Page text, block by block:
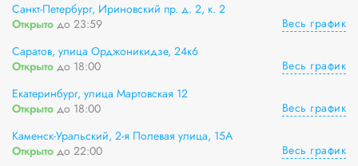
Санкт-Петербург, Ириновский пр. д. 2, к. 2
Открыто до 23:59
Весь график
Саратов, улица Орджоникидзе, 24к6
Открыто до 18:00
Весь график
Екатеринбург, улица Мартовская 12
Открыто до 18:00
Весь график
Каменск-Уральский, 2-я Полевая улица, 15А
Открыто до 22:00
Весь график